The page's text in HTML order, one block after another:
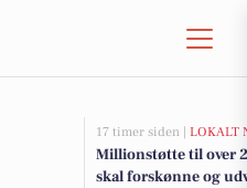
17 timer siden | LOKALT
Millionstøtte til over
skal forskønne og